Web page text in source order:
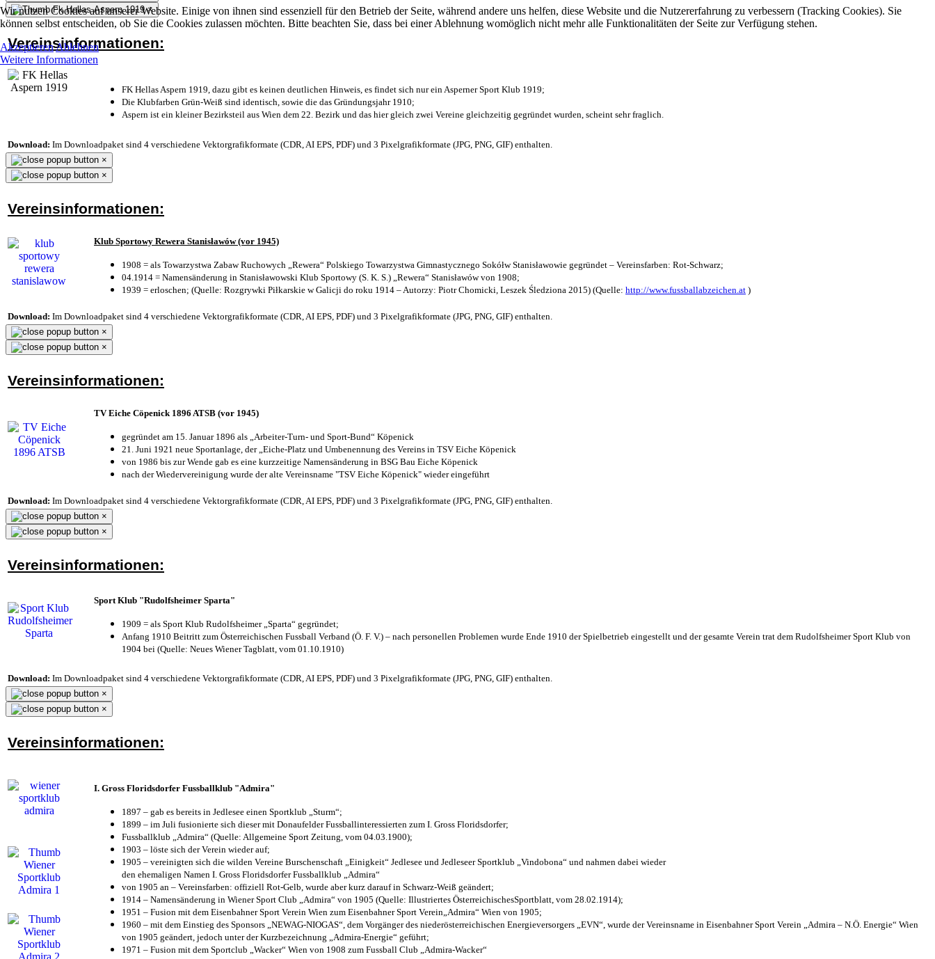
Wir nutzen Cookies auf unserer Website. Einige von ihnen sind essenziell für den Betrieb der Seite, während andere uns helfen, diese Website und die Nutzererfahrung zu verbessern (Tracking Cookies). Sie
können selbst entscheiden, ob Sie die Cookies zulassen möchten. Bitte beachten Sie, dass bei einer Ablehnung womöglich nicht mehr alle Funktionalitäten der Seite zur Verfügung stehen.
AkzeptierenAblehnen
Weitere Informationen
×
Vereinsinformationen:
FK Hellas Aspern 1919, dazu gibt es keinen deutlichen Hinweis, es findet sich nur ein Asperner Sport Klub 1919;
Die Klubfarben Grün-Weiß sind identisch, sowie die das Gründungsjahr 1910;
Aspern ist ein kleiner Bezirksteil aus Wien dem 22. Bezirk und das hier gleich zwei Vereine gleichzeitig gegründet wurden, scheint sehr fraglich.
Download: Im Downloadpaket sind 4 verschiedene Vektorgrafikformate (CDR, AI EPS, PDF) und 3 Pixelgrafikformate (JPG, PNG, GIF) enthalten.
×
×
Vereinsinformationen:
Klub Sportowy Rewera Stanisławów (vor 1945)
1908 = als Towarzystwa Zabaw Ruchowych „Rewera“ Polskiego Towarzystwa Gimnastycznego Sokółw Stanisławowie gegründet – Vereinsfarben: Rot-Schwarz;
04.1914 = Namensänderung in Stanisławowski Klub Sportowy (S. K. S.) „Rewera“ Stanisławów von 1908;
1939 = erloschen; (Quelle: Rozgrywki Piłkarskie w Galicji do roku 1914 – Autorzy: Piotr Chomicki, Leszek Śledziona 2015) (Quelle: http://www.fussballabzeichen.at )
Download: Im Downloadpaket sind 4 verschiedene Vektorgrafikformate (CDR, AI EPS, PDF) und 3 Pixelgrafikformate (JPG, PNG, GIF) enthalten.
×
×
Vereinsinformationen:
TV Eiche Cöpenick 1896 ATSB (vor 1945)
gegründet am 15. Januar 1896 als „Arbeiter-Turn- und Sport-Bund“ Köpenick
21. Juni 1921 neue Sportanlage, der „Eiche-Platz und Umbenennung des Vereins in TSV Eiche Köpenick
von 1986 bis zur Wende gab es eine kurzzeitige Namensänderung in BSG Bau Eiche Köpenick
nach der Wiedervereinigung wurde der alte Vereinsname "TSV Eiche Köpenick" wieder eingeführt
Download: Im Downloadpaket sind 4 verschiedene Vektorgrafikformate (CDR, AI EPS, PDF) und 3 Pixelgrafikformate (JPG, PNG, GIF) enthalten.
×
×
Vereinsinformationen:
Sport Klub "Rudolfsheimer Sparta"
1909 = als Sport Klub Rudolfsheimer „Sparta“ gegründet;
Anfang 1910 Beitritt zum Österreichischen Fussball Verband (Ö. F. V.) – nach personellen Problemen wurde Ende 1910 der Spielbetrieb eingestellt und der gesamte Verein trat dem Rudolfsheimer Sport Klub von
1904 bei (Quelle: Neues Wiener Tagblatt, vom 01.10.1910)
Download: Im Downloadpaket sind 4 verschiedene Vektorgrafikformate (CDR, AI EPS, PDF) und 3 Pixelgrafikformate (JPG, PNG, GIF) enthalten.
×
×
Vereinsinformationen:
I. Gross Floridsdorfer Fussballklub "Admira"
1897 – gab es bereits in Jedlesee einen Sportklub „Sturm“;
1899 – im Juli fusionierte sich dieser mit Donaufelder Fussballinteressierten zum I. Gross Floridsdorfer;
Fussballklub „Admira“ (Quelle: Allgemeine Sport Zeitung, vom 04.03.1900);
1903 – löste sich der Verein wieder auf;
1905 – vereinigten sich die wilden Vereine Burschenschaft „Einigkeit“ Jedlesee und Jedleseer Sportklub „Vindobona“ und nahmen dabei wieder
den ehemaligen Namen I. Gross Floridsdorfer Fussballklub „Admira“
von 1905 an – Vereinsfarben: offiziell Rot-Gelb, wurde aber kurz darauf in Schwarz-Weiß geändert;
1914 – Namensänderung in Wiener Sport Club „Admira“ von 1905 (Quelle: Illustriertes ÖsterreichischesSportblatt, vom 28.02.1914);
1951 – Fusion mit dem Eisenbahner Sport Verein Wien zum Eisenbahner Sport Verein„Admira“ Wien von 1905;
1960 – mit dem Einstieg des Sponsors „NEWAG-NIOGAS“, dem Vorgänger des niederösterreichischen Energieversorgers „EVN“, wurde der Vereinsname in Eisenbahner Sport Verein „Admira – N.Ö. Energie“ Wien
von 1905 geändert, jedoch unter der Kurzbezeichnung „Admira-Energie“ geführt;
1971 – Fusion mit dem Sportclub „Wacker“ Wien von 1908 zum Fussball Club „Admira-Wacker“